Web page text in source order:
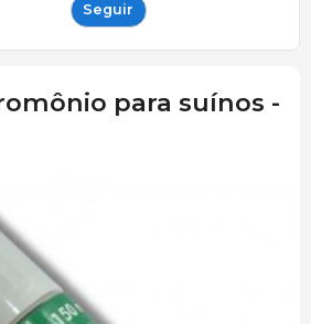
Seguir
para suínos -